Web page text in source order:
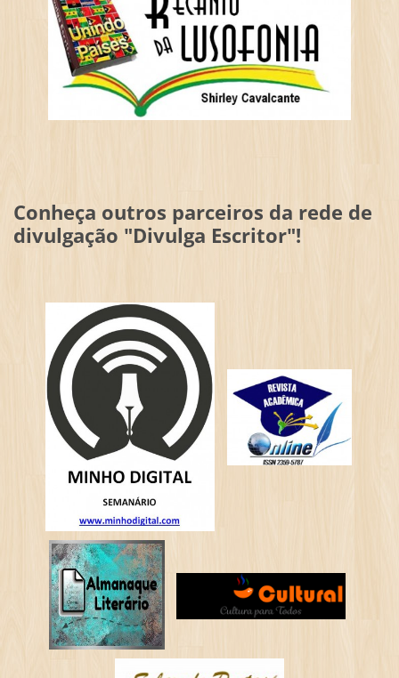
Conheça outros parceiros da rede de
divulgação "Divulga Escritor"!